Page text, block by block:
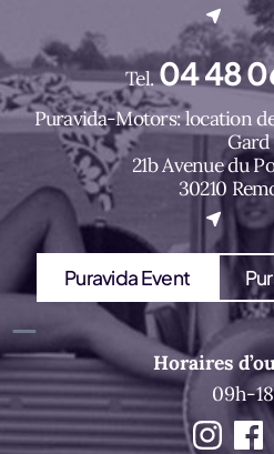
Tel.04 48
Puravida-Motors: location
Gard
21b Avenue du
30210
(nouvel onglet)
Puravida Event
Horaires
09h-